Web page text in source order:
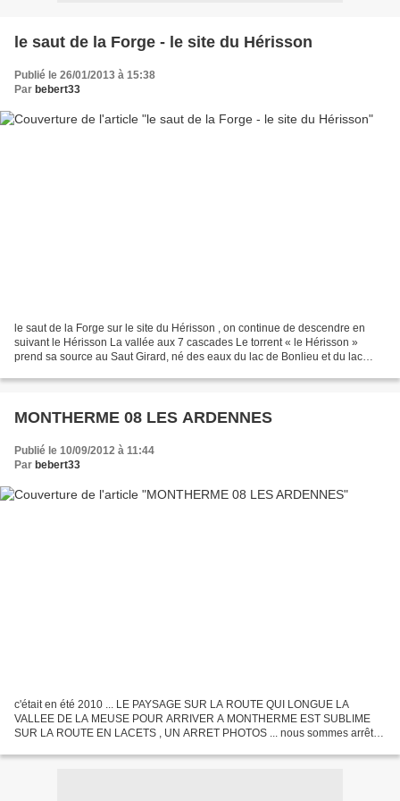
le saut de la Forge - le site du Hérisson
Publié le 26/01/2013 à 15:38
Par bebert33
le saut de la Forge sur le site du Hérisson , on continue de descendre en
suivant le Hérisson La vallée aux 7 cascades Le torrent « le Hérisson »
prend sa source au Saut Girard, né des eaux du lac de Bonlieu et du lac
MONTHERME 08 LES ARDENNES
Publié le 10/09/2012 à 11:44
Par bebert33
c'était en été 2010 ... LE PAYSAGE SUR LA ROUTE QUI LONGUE LA
VALLEE DE LA MEUSE POUR ARRIVER A MONTHERME EST SUBLIME
SUR LA ROUTE EN LACETS , UN ARRET PHOTOS ... nous sommes arrêté